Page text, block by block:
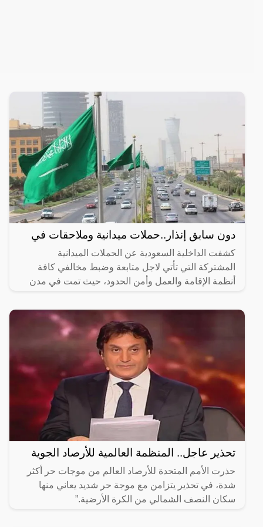
دون سابق إنذار..حملات ميدانية وملاحقات في
كشفت الداخلية السعودية عن الحملات الميدانية
المشتركة التي تأتي لاجل متابعة وضبط مخالفي كافة
أنظمة الإقامة والعمل وأمن الحدود، حيث تمت في مدن
تحذير عاجل.. المنظمة العالمية للأرصاد الجوية
حذرت الأمم المتحدة للأرصاد العالم من موجات حر أكثر
شدة، في تحذير يتزامن مع موجة حر شديد يعاني منها
سكان النصف الشمالي من الكرة الأرضية.”